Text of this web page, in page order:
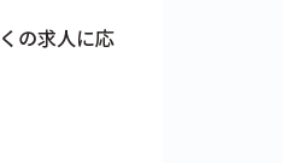
の求人に応